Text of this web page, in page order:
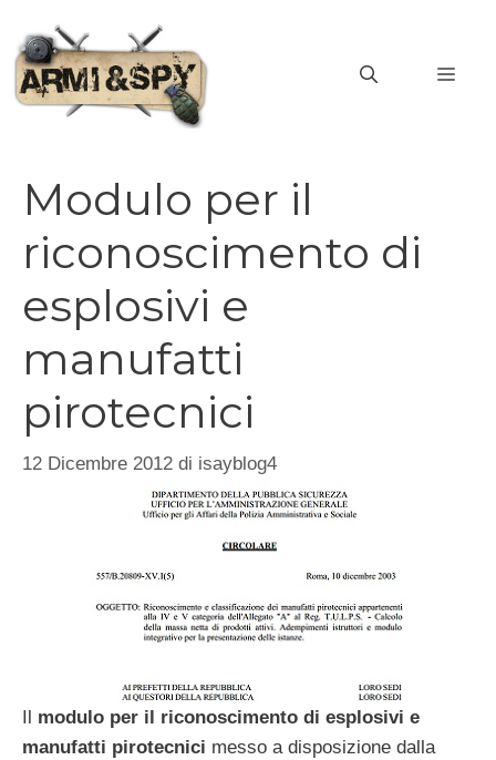
contenuto
Modulo per il
riconoscimento di
esplosivi e
manufatti
pirotecnici
12 Dicembre 2012 di isayblog4
modulo per il riconoscimento di esplosivi e
manufatti pirotecnici messo a disposizione dalla